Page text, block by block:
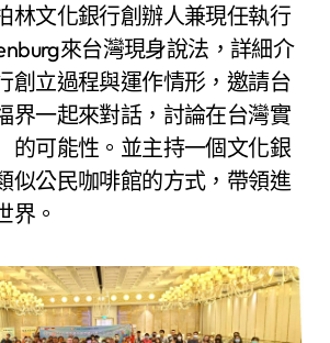
林文化銀行創辦⼈兼現任執行
來台灣現身說法，詳細介
創立過程與運作情形，邀請台
界⼀起來對話，討論在台灣實
的可能性。並主持⼀個文化銀
似公民咖啡館的方式，帶領進
界。